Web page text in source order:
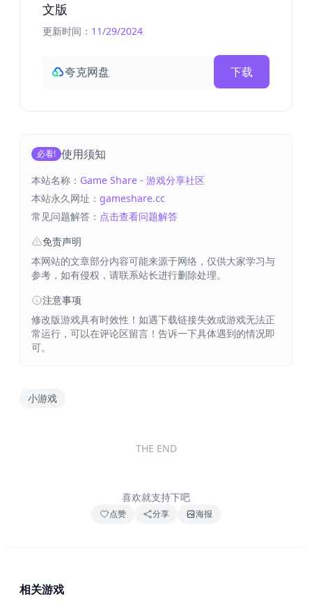
文版
更新时间： 11/29/2024
夸克网盘 下载
必看! 使用须知
本站名称： Game Share - 游戏分享社区
本站永久网址： gameshare.cc
常见问题解答： 点击查看问题解答
免责声明
本网站的文章部分内容可能来源于网络，仅供大家学习与
参考，如有侵权，请联系站长进行删除处理。
注意事项
修改版游戏具有时效性！如遇下载链接失效或游戏无法正
常运行，可以在评论区留言！告诉一下具体遇到的情况即
可。
小游戏
THE END
喜欢就支持下吧
点赞 分享 海报
相关游戏